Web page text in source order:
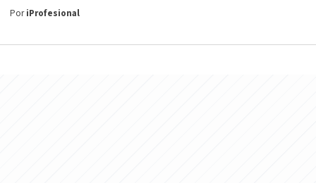
PoriProfesional